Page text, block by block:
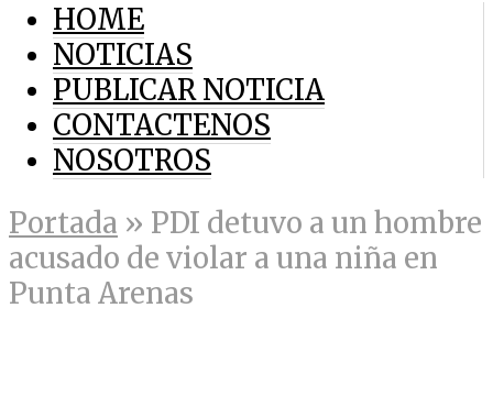
HOME
NOTICIAS
PUBLICAR NOTICIA
CONTACTENOS
NOSOTROS
Portada » PDI detuvo a un hombre
acusado de violar a una niña en
Punta Arenas